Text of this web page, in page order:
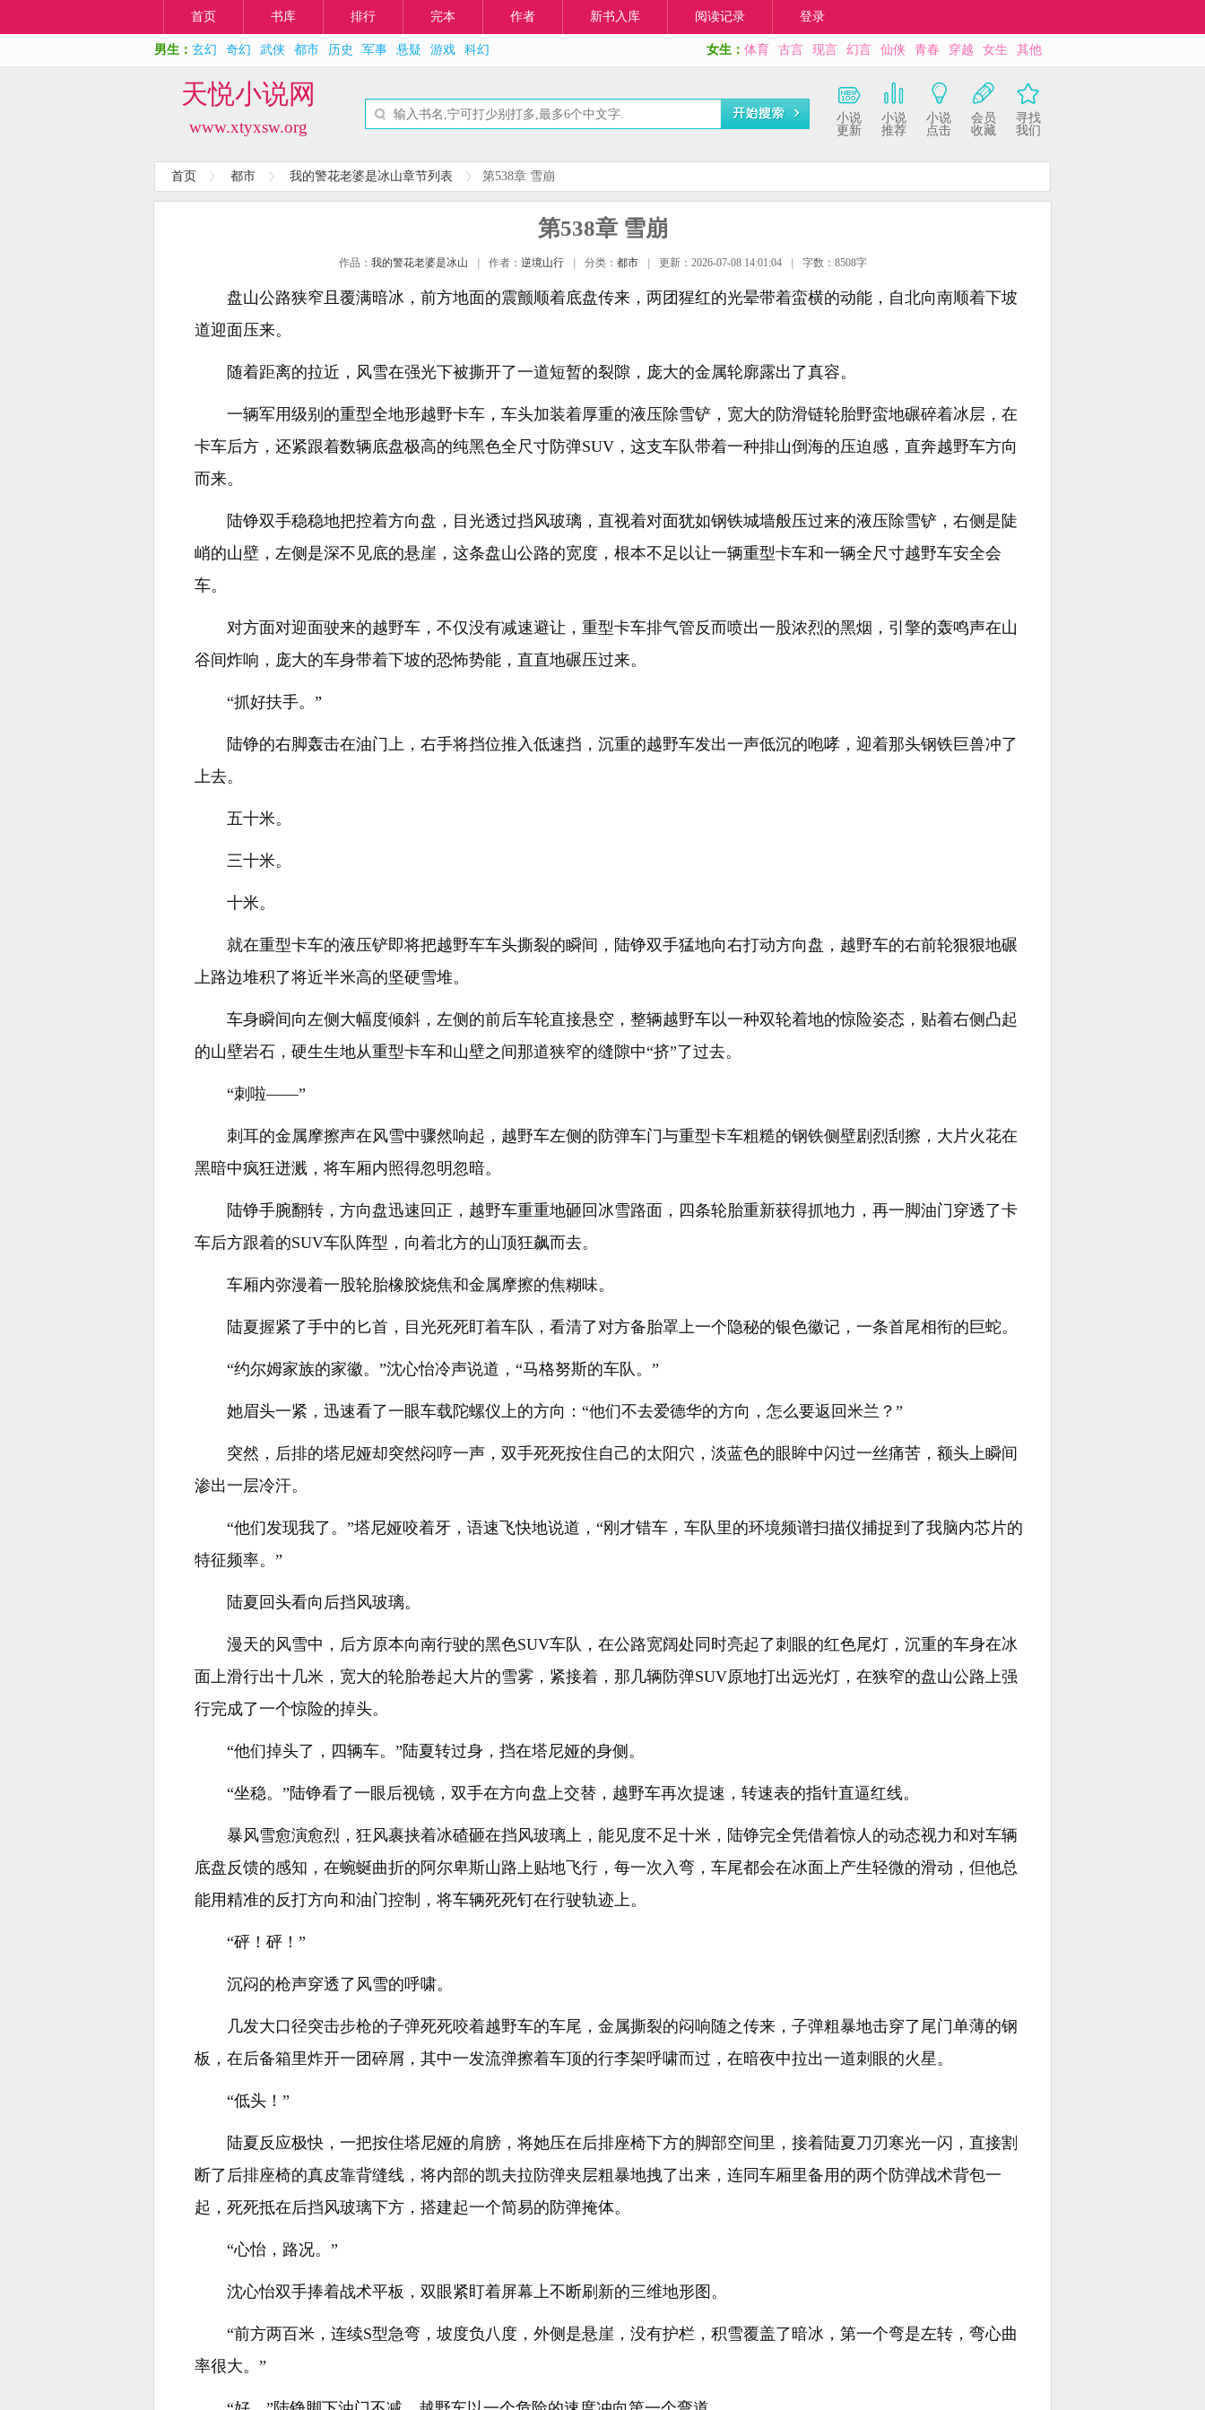
首页 书库 排行 完本 作者 新书入库 阅读记录 登录
男生： 玄幻 奇幻 武侠 都市 历史 军事 悬疑 游戏 科幻 女生： 体育 古言 现言 幻言 仙侠 青春 穿越 女生 其他
天悦小说网
www.xtyxsw.org
小说
更新
小说
推荐
小说
点击
会员
收藏
寻找
我们
首页 都市 我的警花老婆是冰山章节列表 第538章 雪崩
第538章 雪崩
作品： 我的警花老婆是冰山 作者： 逆境山行 分类： 都市 更新：2026-07-08 14:01:04 字数：8508字
盘山公路狭窄且覆满暗冰，前方地面的震颤顺着底盘传来，两团猩红的光晕带着蛮横的动能，自北向南顺着下坡
道迎面压来。
随着距离的拉近，风雪在强光下被撕开了一道短暂的裂隙，庞大的金属轮廓露出了真容。
一辆军用级别的重型全地形越野卡车，车头加装着厚重的液压除雪铲，宽大的防滑链轮胎野蛮地碾碎着冰层，在
卡车后方，还紧跟着数辆底盘极高的纯黑色全尺寸防弹SUV，这支车队带着一种排山倒海的压迫感，直奔越野车方向
而来。
陆铮双手稳稳地把控着方向盘，目光透过挡风玻璃，直视着对面犹如钢铁城墙般压过来的液压除雪铲，右侧是陡
峭的山壁，左侧是深不见底的悬崖，这条盘山公路的宽度，根本不足以让一辆重型卡车和一辆全尺寸越野车安全会
车。
对方面对迎面驶来的越野车，不仅没有减速避让，重型卡车排气管反而喷出一股浓烈的黑烟，引擎的轰鸣声在山
谷间炸响，庞大的车身带着下坡的恐怖势能，直直地碾压过来。
“抓好扶手。”
陆铮的右脚轰击在油门上，右手将挡位推入低速挡，沉重的越野车发出一声低沉的咆哮，迎着那头钢铁巨兽冲了
上去。
五十米。
三十米。
十米。
就在重型卡车的液压铲即将把越野车车头撕裂的瞬间，陆铮双手猛地向右打动方向盘，越野车的右前轮狠狠地碾
上路边堆积了将近半米高的坚硬雪堆。
车身瞬间向左侧大幅度倾斜，左侧的前后车轮直接悬空，整辆越野车以一种双轮着地的惊险姿态，贴着右侧凸起
的山壁岩石，硬生生地从重型卡车和山壁之间那道狭窄的缝隙中“挤”了过去。
“刺啦——”
刺耳的金属摩擦声在风雪中骤然响起，越野车左侧的防弹车门与重型卡车粗糙的钢铁侧壁剧烈刮擦，大片火花在
黑暗中疯狂迸溅，将车厢内照得忽明忽暗。
陆铮手腕翻转，方向盘迅速回正，越野车重重地砸回冰雪路面，四条轮胎重新获得抓地力，再一脚油门穿透了卡
车后方跟着的SUV车队阵型，向着北方的山顶狂飙而去。
车厢内弥漫着一股轮胎橡胶烧焦和金属摩擦的焦糊味。
陆夏握紧了手中的匕首，目光死死盯着车队，看清了对方备胎罩上一个隐秘的银色徽记，一条首尾相衔的巨蛇。
“约尔姆家族的家徽。”沈心怡冷声说道，“马格努斯的车队。”
她眉头一紧，迅速看了一眼车载陀螺仪上的方向：“他们不去爱德华的方向，怎么要返回米兰？”
突然，后排的塔尼娅却突然闷哼一声，双手死死按住自己的太阳穴，淡蓝色的眼眸中闪过一丝痛苦，额头上瞬间
渗出一层冷汗。
“他们发现我了。”塔尼娅咬着牙，语速飞快地说道，“刚才错车，车队里的环境频谱扫描仪捕捉到了我脑内芯片的
特征频率。”
陆夏回头看向后挡风玻璃。
漫天的风雪中，后方原本向南行驶的黑色SUV车队，在公路宽阔处同时亮起了刺眼的红色尾灯，沉重的车身在冰
面上滑行出十几米，宽大的轮胎卷起大片的雪雾，紧接着，那几辆防弹SUV原地打出远光灯，在狭窄的盘山公路上强
行完成了一个惊险的掉头。
“他们掉头了，四辆车。”陆夏转过身，挡在塔尼娅的身侧。
“坐稳。”陆铮看了一眼后视镜，双手在方向盘上交替，越野车再次提速，转速表的指针直逼红线。
暴风雪愈演愈烈，狂风裹挟着冰碴砸在挡风玻璃上，能见度不足十米，陆铮完全凭借着惊人的动态视力和对车辆
底盘反馈的感知，在蜿蜒曲折的阿尔卑斯山路上贴地飞行，每一次入弯，车尾都会在冰面上产生轻微的滑动，但他总
能用精准的反打方向和油门控制，将车辆死死钉在行驶轨迹上。
“砰！砰！”
沉闷的枪声穿透了风雪的呼啸。
几发大口径突击步枪的子弹死死咬着越野车的车尾，金属撕裂的闷响随之传来，子弹粗暴地击穿了尾门单薄的钢
板，在后备箱里炸开一团碎屑，其中一发流弹擦着车顶的行李架呼啸而过，在暗夜中拉出一道刺眼的火星。
“低头！”
陆夏反应极快，一把按住塔尼娅的肩膀，将她压在后排座椅下方的脚部空间里，接着陆夏刀刃寒光一闪，直接割
断了后排座椅的真皮靠背缝线，将内部的凯夫拉防弹夹层粗暴地拽了出来，连同车厢里备用的两个防弹战术背包一
起，死死抵在后挡风玻璃下方，搭建起一个简易的防弹掩体。
“心怡，路况。”
沈心怡双手捧着战术平板，双眼紧盯着屏幕上不断刷新的三维地形图。
“前方两百米，连续S型急弯，坡度负八度，外侧是悬崖，没有护栏，积雪覆盖了暗冰，第一个弯是左转，弯心曲
率很大。”